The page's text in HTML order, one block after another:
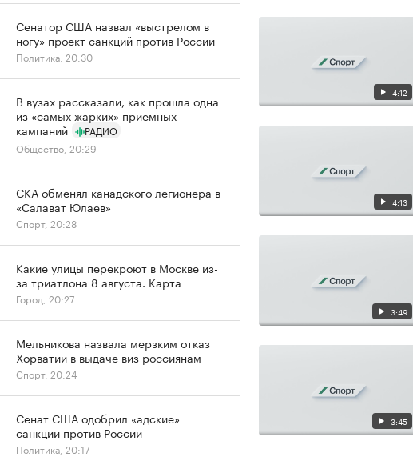
4:12
4:13
3:49
3:45
Сенатор США назвал «выстрелом в
ногу» проект санкций против России
Политика, 20:30
В вузах рассказали, как прошла одна
из «самых жарких» приемных
кампаний
РАДИО
Общество, 20:29
СКА обменял канадского легионера в
«Салават Юлаев»
Спорт, 20:28
Какие улицы перекроют в Москве из-
за триатлона 8 августа. Карта
Город, 20:27
Мельникова назвала мерзким отказ
Хорватии в выдаче виз россиянам
Спорт, 20:24
Сенат США одобрил «адские»
санкции против России
Политика, 20:17